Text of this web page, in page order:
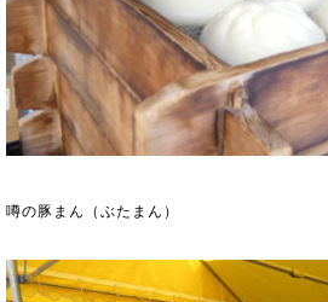
噂の豚まん（ぶたまん）